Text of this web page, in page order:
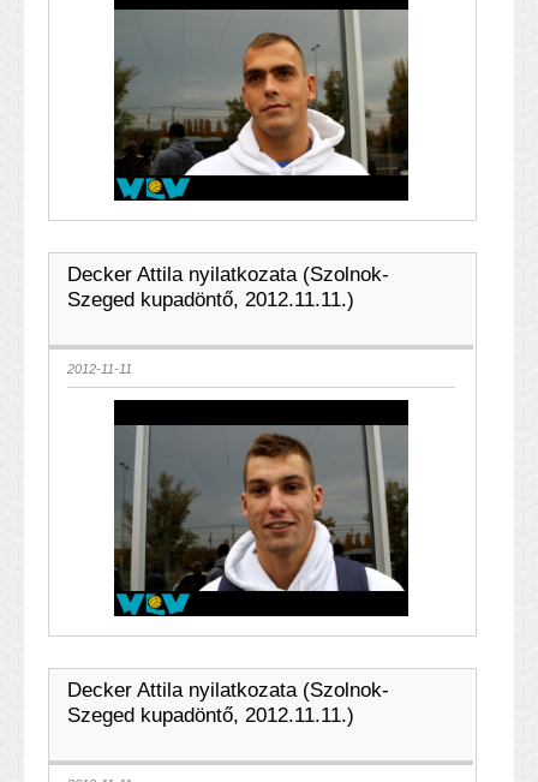
Decker Attila nyilatkozata (Szolnok-
Szeged kupadöntő, 2012.11.11.)
2012-11-11
Decker Attila nyilatkozata (Szolnok-
Szeged kupadöntő, 2012.11.11.)